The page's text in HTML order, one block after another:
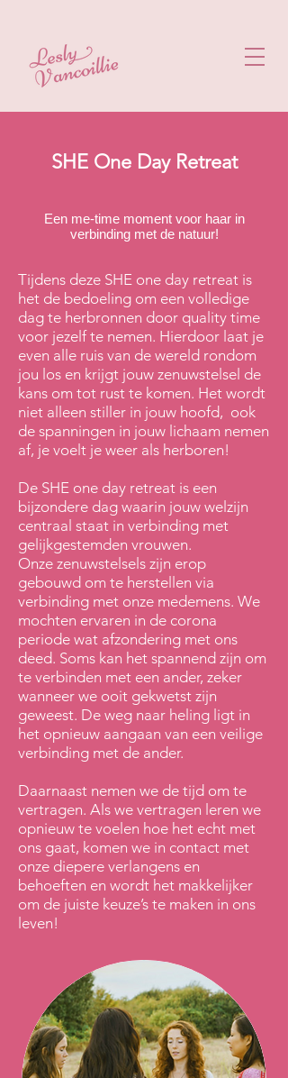
SHE One Day Retreat
Een me-time moment voor haar in
verbinding met de natuur!
Tijdens deze SHE one day retreat is
het de bedoeling om een volledige
dag te herbronnen door quality time
voor jezelf te nemen. Hierdoor laat je
even alle ruis van de wereld rondom
jou los en krijgt jouw zenuwstelsel de
kans om tot rust te komen. Het wordt
niet alleen stiller in jouw hoofd, ook
de spanningen in jouw lichaam nemen
af, je voelt je weer als herboren!
De SHE one day retreat is een
bijzondere dag waarin jouw welzijn
centraal staat in verbinding met
gelijkgestemden vrouwen.
Onze zenuwstelsels zijn erop
gebouwd om te herstellen via
verbinding met onze medemens. We
mochten ervaren in de corona
periode wat afzondering met ons
deed. Soms kan het spannend zijn om
te verbinden met een ander, zeker
wanneer we ooit gekwetst zijn
geweest. De weg naar heling ligt in
het opnieuw aangaan van een veilige
verbinding met de ander.
Daarnaast nemen we de tijd om te
vertragen. Als we vertragen leren we
opnieuw te voelen hoe het echt met
ons gaat, komen we in contact met
onze diepere verlangens en
behoeften en wordt het makkelijker
om de juiste keuze’s te maken in ons
leven!